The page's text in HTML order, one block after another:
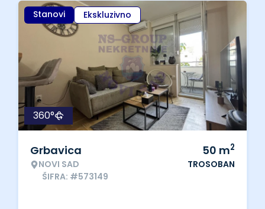
Stanovi Ekskluzivno
360°
Grbavica
NOVI SAD
ŠIFRA: #573149
50 m2
TROSOBAN